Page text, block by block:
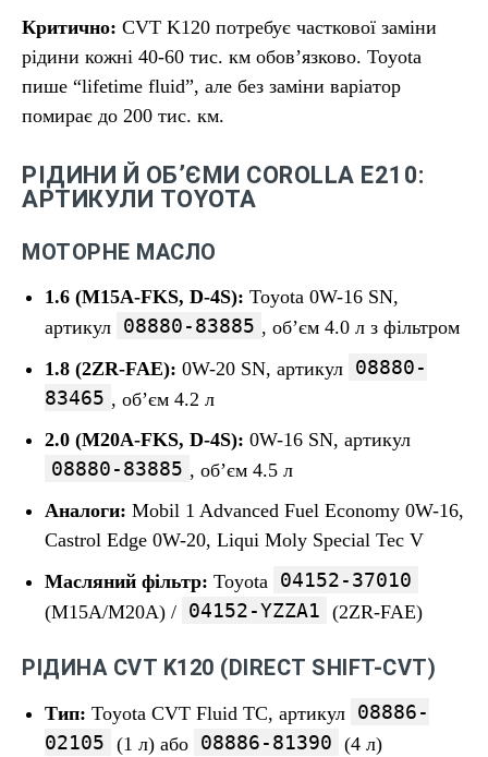
Критично: CVT K120 потребує часткової заміни
рідини кожні 40-60 тис. км обов’язково. Toyota
пише “lifetime fluid”, але без заміни варіатор
помирає до 200 тис. км.
РІДИНИ Й ОБ’ЄМИ COROLLA E210:
АРТИКУЛИ TOYOTA
МОТОРНЕ МАСЛО
1.6 (M15A-FKS, D-4S): Toyota 0W-16 SN,
артикул 08880-83885 , об’єм 4.0 л з фільтром
1.8 (2ZR-FAE): 0W-20 SN, артикул 08880-
83465 , об’єм 4.2 л
2.0 (M20A-FKS, D-4S): 0W-16 SN, артикул
08880-83885 , об’єм 4.5 л
Аналоги: Mobil 1 Advanced Fuel Economy 0W-16,
Castrol Edge 0W-20, Liqui Moly Special Tec V
Масляний фільтр: Toyota 04152-37010
(M15A/M20A) / 04152-YZZA1 (2ZR-FAE)
РІДИНА CVT K120 (DIRECT SHIFT-CVT)
Тип: Toyota CVT Fluid TC, артикул 08886-
02105 (1 л) або 08886-81390 (4 л)